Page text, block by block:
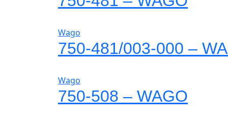
Wago
750-481/003-000 –
Wago
750-508 – WAGO